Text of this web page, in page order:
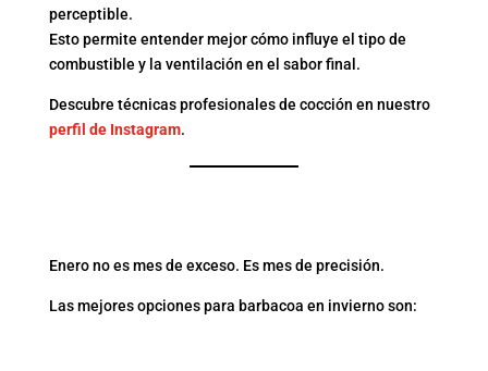
perceptible.
Esto permite entender mejor cómo influye el tipo de
combustible y la ventilación en el sabor final.
Descubre técnicas profesionales de cocción en nuestro
perfil de Instagram.
Enero no es mes de exceso. Es mes de precisión.
Las mejores opciones para barbacoa en invierno son: